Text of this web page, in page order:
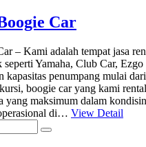
Car
– Kami adalah tempat jasa
Yamaha, Club Car, Ezgo
kapasitas penumpang mulai
boogie car yang kami
yang maksimum dalam
di… View Detail